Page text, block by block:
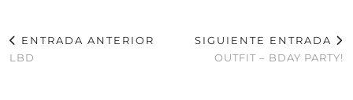
ENTRADA ANTERIOR
LBD
SIGUIENTE ENTRADA
OUTFIT – BDAY PARTY!